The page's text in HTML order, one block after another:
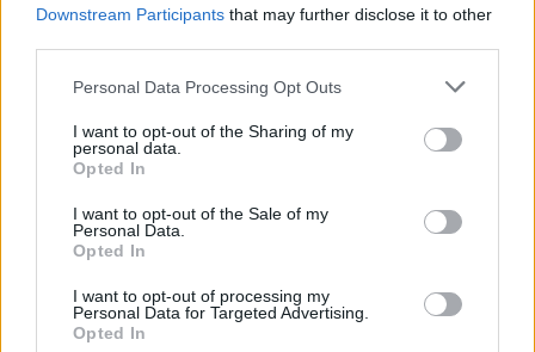
Downstream Participants that may further disclose it to other
Personal Data Processing Opt Outs
I want to opt-out of the Sharing of my
personal data.
Opted In
I want to opt-out of the Sale of my
Personal Data.
Opted In
I want to opt-out of processing my
Personal Data for Targeted Advertising.
Opted In
2026. augusztus 06., csütörtök
Mi akadályozza Románia
fejlődését? A Világbank szerint van